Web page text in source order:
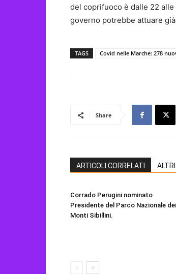
del coprifuoco è dalle 22
governo potrebbe attuare
TAGS Covid nelle Marche: 278
Share
ARTICOLI CORRELATI
Corrado Perugini nominato
Presidente del Parco Nazionale dei
Monti Sibillini.